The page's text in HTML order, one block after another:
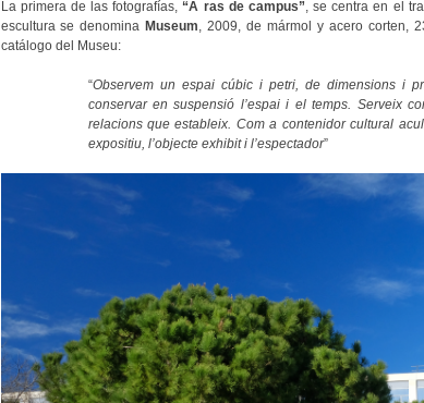
La primera de las fotografías, “A ras de campus”, se centra en el
escultura se denomina Museum, 2009, de mármol y acero corten,
catálogo del Museu:
“Observem un espai cúbic i petri, de dimensions i
conservar en suspensió l’espai i el temps. Serveix
relacions que estableix. Com a contenidor cultural
expositiu, l’objecte exhibit i l’espectador”